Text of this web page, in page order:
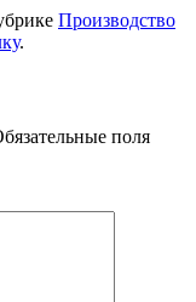
Производство
.
поля